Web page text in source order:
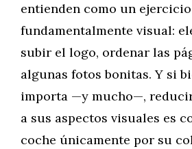
entienden como un ejercicio
fundamentalmente visual:
subir el logo, ordenar las
algunas fotos bonitas. Y si
importa —y mucho—,
a sus aspectos visuales es
coche únicamente por su